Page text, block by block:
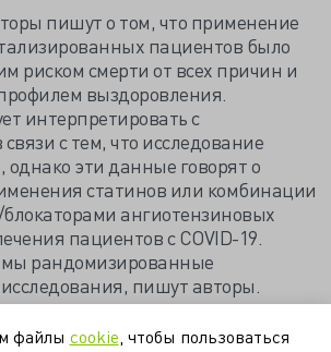
пишут о том, что применение
пациентов было
риском смерти от всех причин и
выздоровления.
интерпретировать с
с тем, что исследование
однако эти данные говорят о
статинов или комбинации
ангиотензиновых
пациентов с COVID-19.
рандомизированные
пишут авторы.
файлы cookie , чтобы пользоваться